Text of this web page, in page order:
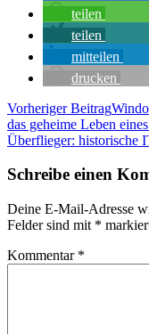
teilen
teilen
mitteilen
drucken
Vorheriger Beitrag
das geheime Leben
Überflieger: historische
Schreibe einen
Deine E-Mail-Adresse
Felder sind mit *
Kommentar *